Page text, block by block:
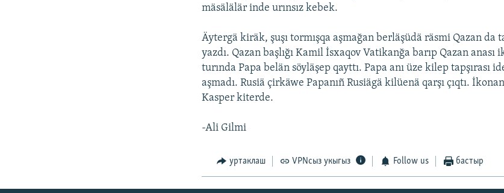
mäsälälär inde urınsız kebek.
Äytergä kiräk, şuşı tormışqa aşmağan berläşüdä räsmi Qazan da
yazdı. Qazan başlığı Kamil İsxaqov Vatikanğa barıp Qazan anası
turında Papa belän söyläşep qayttı. Papa anı üze kilep tapşırası
aşmadı. Rusiä çirkäwe Papanıñ Rusiägä kilüenä qarşı çıqtı.
Kasper kiterde.
-Ali Gilmi
уртаклаш VPNсыз укыгыз Follow us бастыр